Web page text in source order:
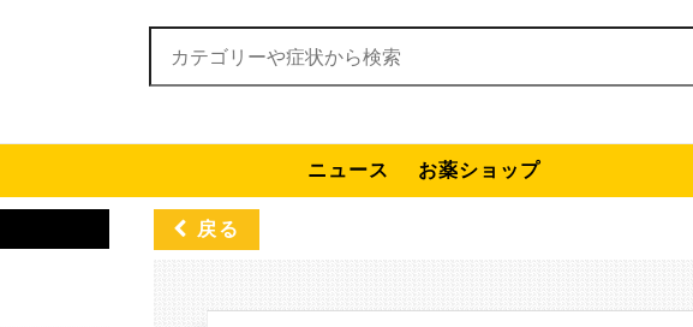
検索:
ニュース お薬ショップ
戻る